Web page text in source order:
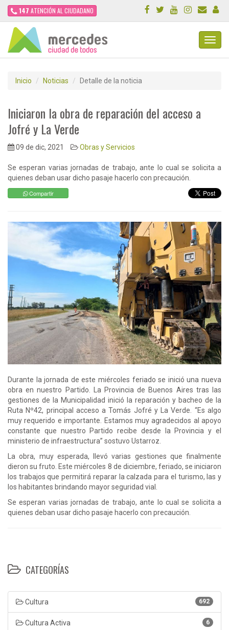
147 ATENCIÓN AL CIUDADANO
Inicio Noticias Detalle de la noticia
Iniciaron la obra de reparación del acceso a
Jofré y La Verde
09 de dic, 2021 Obras y Servicios
Se esperan varias jornadas de trabajo, ante lo cual se solicita a
quienes deban usar dicho pasaje hacerlo con precaución.
Compartir
Durante la jornada de este miércoles feriado se inició una nueva
obra en nuestro Partido. La Provincia de Buenos Aires tras las
gestiones de la Municipalidad inició la reparación y bacheo de la
Ruta Nº42, principal acceso a Tomás Jofré y La Verde. “Es algo
muy requerido e importante. Estamos muy agradecidos al apoyo
constante que nuestro Partido recibe desde la Provincia y el
ministerio de infraestructura” sostuvo Ustarroz.
La obra, muy esperada, llevó varias gestiones que finalmente
dieron su fruto. Este miércoles 8 de diciembre, feriado, se iniciaron
los trabajos que permitirá reparar la calzada para el turismo, las y
los habitantes brindando mayor seguridad vial.
Se esperan varias jornadas de trabajo, ante lo cual se solicita a
quienes deban usar dicho pasaje hacerlo con precaución.
CATEGORÍAS
692
Cultura
6
Cultura Activa